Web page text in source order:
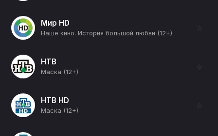
Мир HD
Наше кино. История большой любви (12+)
☆
НТВ
Маска (12+)
☆
НТВ HD
Маска (12+)
☆